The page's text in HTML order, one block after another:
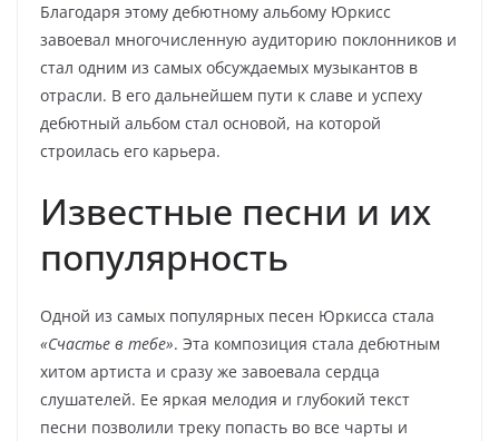
Благодаря этому дебютному альбому Юркисс
завоевал многочисленную аудиторию поклонников и
стал одним из самых обсуждаемых музыкантов в
отрасли. В его дальнейшем пути к славе и успеху
дебютный альбом стал основой, на которой
строилась его карьера.
Известные песни и их
популярность
Одной из самых популярных песен Юркисса стала
«Счастье в тебе». Эта композиция стала дебютным
хитом артиста и сразу же завоевала сердца
слушателей. Ее яркая мелодия и глубокий текст
песни позволили треку попасть во все чарты и